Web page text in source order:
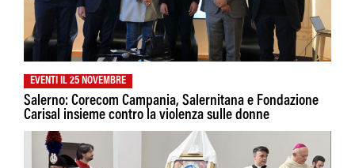
EVENTI IL 25 NOVEMBRE
Salerno: Corecom Campania, Salernitana e Fondazione
Carisal insieme contro la violenza sulle donne